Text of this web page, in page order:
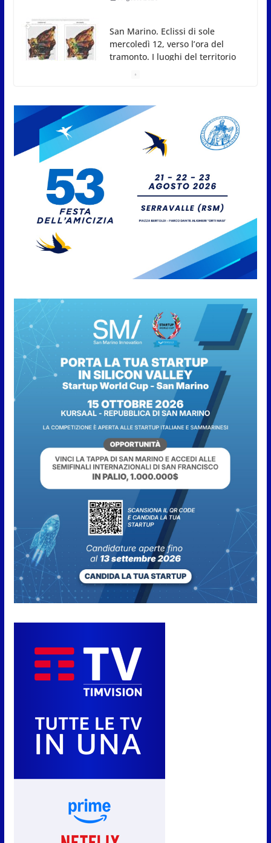
San Marino, stop agli abbruciamenti di residui
Caccuri celebra Roberto Sergio:
cittadinanza onoraria, chiavi
della città e premio alla carriera
7 Agosto 2026
Anche la FSGC nella nuova
partnership tra FIFA+ e DAZN